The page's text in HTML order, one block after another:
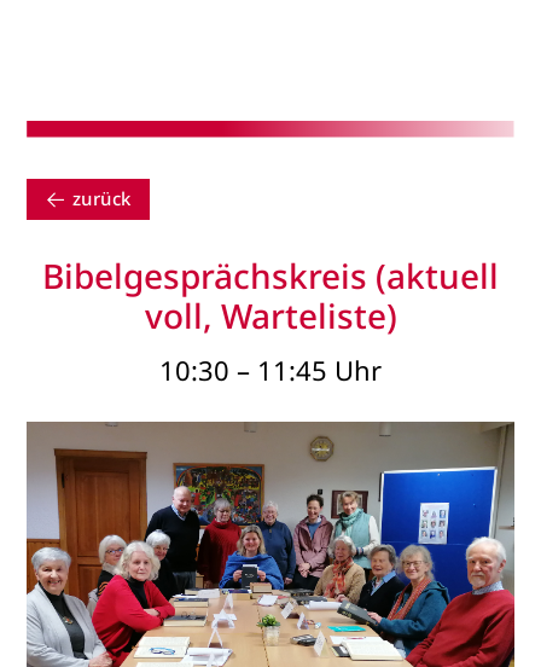
zurück
Bibelgesprächskreis (aktuell
voll, Warteliste)
10:30 – 11:45 Uhr